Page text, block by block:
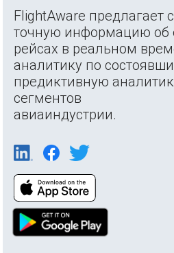
FlightAware
точную информацию об
рейсах в реальном
аналитику по
предиктивную
сегментов
авиаиндустрии.